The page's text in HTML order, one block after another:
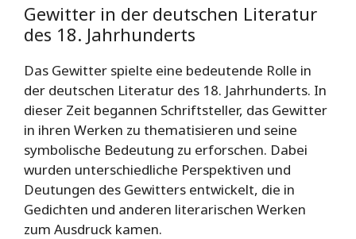
Gewitter in der deutschen Literatur
des 18. Jahrhunderts
Das Gewitter spielte eine bedeutende Rolle in
der deutschen Literatur des 18. Jahrhunderts. In
dieser Zeit begannen Schriftsteller, das Gewitter
in ihren Werken zu thematisieren und seine
symbolische Bedeutung zu erforschen. Dabei
wurden unterschiedliche Perspektiven und
Deutungen des Gewitters entwickelt, die in
Gedichten und anderen literarischen Werken
zum Ausdruck kamen.